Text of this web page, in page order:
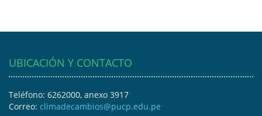
UBICACIÓN Y CONTACTO
Teléfono: 6262000, anexo 3917
Correo: climadecambios@pucp.edu.pe